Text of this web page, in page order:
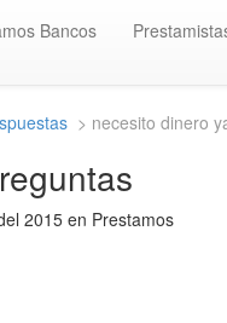
Bancos
> necesito dinero
2015 en Prestamos